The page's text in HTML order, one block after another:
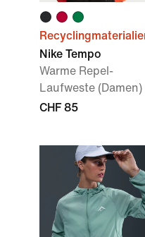
Nike Tempo
Warme Repel-
Laufweste (Damen)
CHF 85